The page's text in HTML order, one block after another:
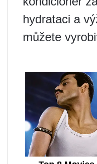
hydrataci a
můžete